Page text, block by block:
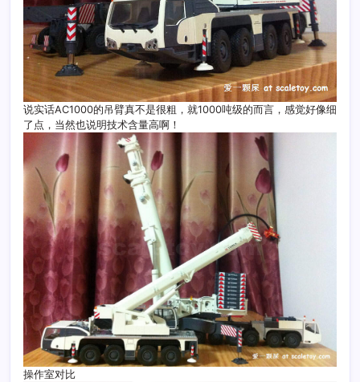
说实话AC1000的吊臂真不是很粗，就1000吨级的而言，感觉好像细
了点，当然也说明技术含量高啊！
操作室对比